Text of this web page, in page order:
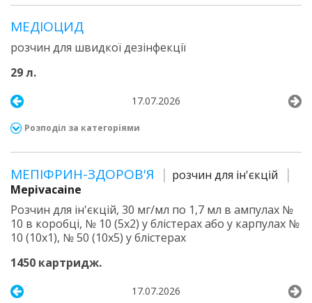
МЕДІОЦИД
розчин для швидкої дезінфекції
29 л.
17.07.2026
Розподіл за категоріями
МЕПІФРИН-ЗДОРОВ'Я
розчин для ін'єкцій
Mepivacaine
Розчин для ін'єкцій, 30 мг/мл по 1,7 мл в ампулах №
10 в коробці, № 10 (5х2) у блістерах або у карпулах №
10 (10х1), № 50 (10х5) у блістерах
1450 картридж.
17.07.2026